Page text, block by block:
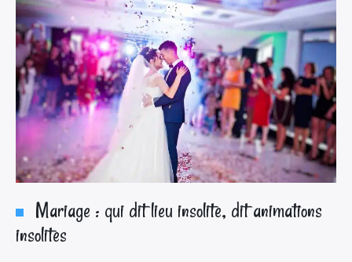
Mariage : qui dit lieu insolite, dit animations
insolites